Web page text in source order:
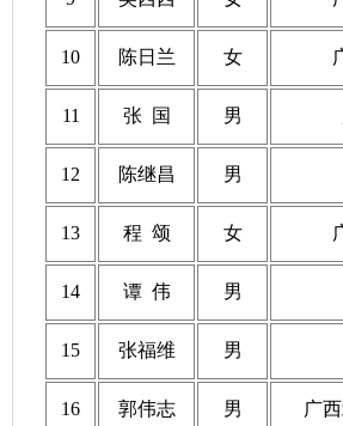
10 陈日兰 女
11 张 国 男
12 陈继昌 男
13 程 颂 女
14 谭 伟 男
15 张福维 男
16 郭伟志 男 广